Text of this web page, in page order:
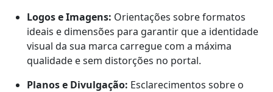
Logos e Imagens: Orientações sobre formatos
ideais e dimensões para garantir que a identidade
visual da sua marca carregue com a máxima
qualidade e sem distorções no portal.
Planos e Divulgação: Esclarecimentos sobre o